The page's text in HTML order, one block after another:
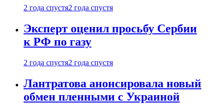
2 года спустя2 года спустя
Эксперт оценил просьбу Сербии
к РФ по газу
2 года спустя2 года спустя
Лантратова анонсировала новый
обмен пленными с Украиной